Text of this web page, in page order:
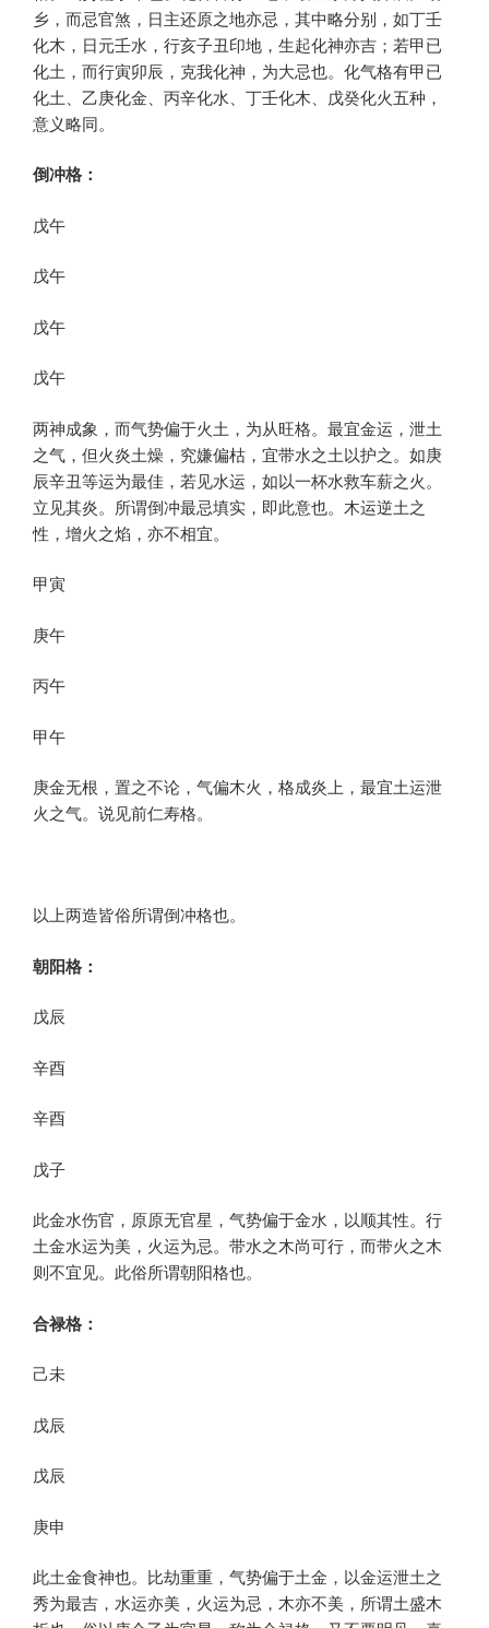
乡，而忌官煞，日主还原之地亦忌，其中略分别，如丁壬
化木，日元壬水，行亥子丑印地，生起化神亦吉；若甲已
化土，而行寅卯辰，克我化神，为大忌也。化气格有甲已
化土、乙庚化金、丙辛化水、丁壬化木、戊癸化火五种，
意义略同。
倒冲格：
戊午
戊午
戊午
戊午
两神成象，而气势偏于火土，为从旺格。最宜金运，泄土
之气，但火炎土燥，究嫌偏枯，宜带水之土以护之。如庚
辰辛丑等运为最佳，若见水运，如以一杯水救车薪之火。
立见其炎。所谓倒冲最忌填实，即此意也。木运逆土之
性，增火之焰，亦不相宜。
甲寅
庚午
丙午
甲午
庚金无根，置之不论，气偏木火，格成炎上，最宜土运泄
火之气。说见前仁寿格。
以上两造皆俗所谓倒冲格也。
朝阳格：
戊辰
辛酉
辛酉
戊子
此金水伤官，原原无官星，气势偏于金水，以顺其性。行
土金水运为美，火运为忌。带水之木尚可行，而带火之木
则不宜见。此俗所谓朝阳格也。
合禄格：
己未
戊辰
戊辰
庚申
此土金食神也。比劫重重，气势偏于土金，以金运泄土之
秀为最吉，水运亦美，火运为忌，木亦不美，所谓土盛木